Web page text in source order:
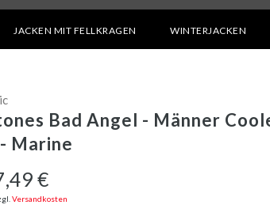
JACKEN MIT FELLKRAGEN WINTERJACKEN
Bad Angel - Männer
Marine
€
Versandkosten